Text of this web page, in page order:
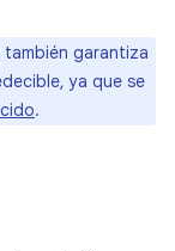
garantiza
ya que se
.